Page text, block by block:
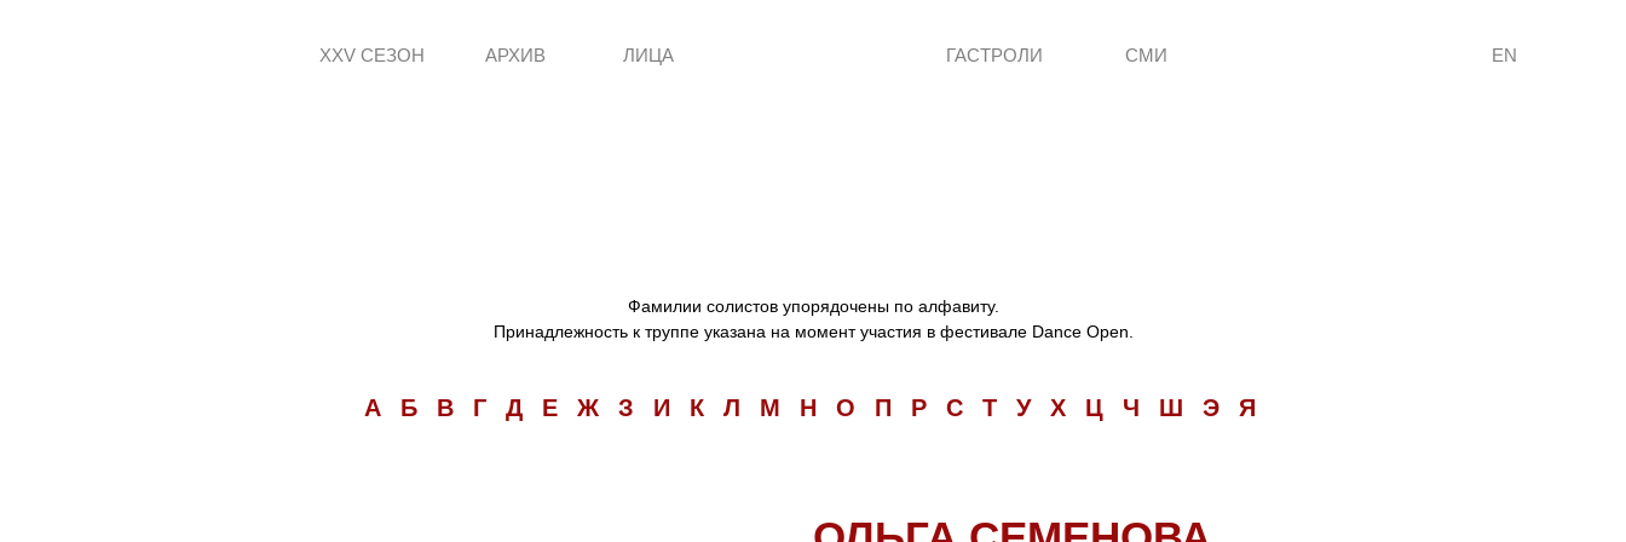
XXV СЕЗОН АРХИВ ЛИЦА ГАСТРОЛИ СМИ EN
Фамилии солистов упорядочены по алфавиту.
Принадлежность к труппе указана на момент участия в фестивале Dance Open.
А Б В Г Д Е Ж З И К Л М Н О П Р С Т У Х Ц Ч Ш Э Я